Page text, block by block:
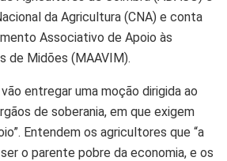
da Agricultura (CNA) e conta
Associativo de Apoio às
de Midões (MAAVIM).
entregar uma moção dirigida ao
de soberania, em que exigem
Entendem os agricultores que “a
o parente pobre da economia, e os